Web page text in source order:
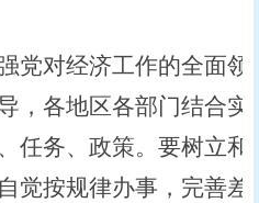
对经济工作的全面领
，各地区各部门结合
任务、政策。要树立
觉按规律办事，完善